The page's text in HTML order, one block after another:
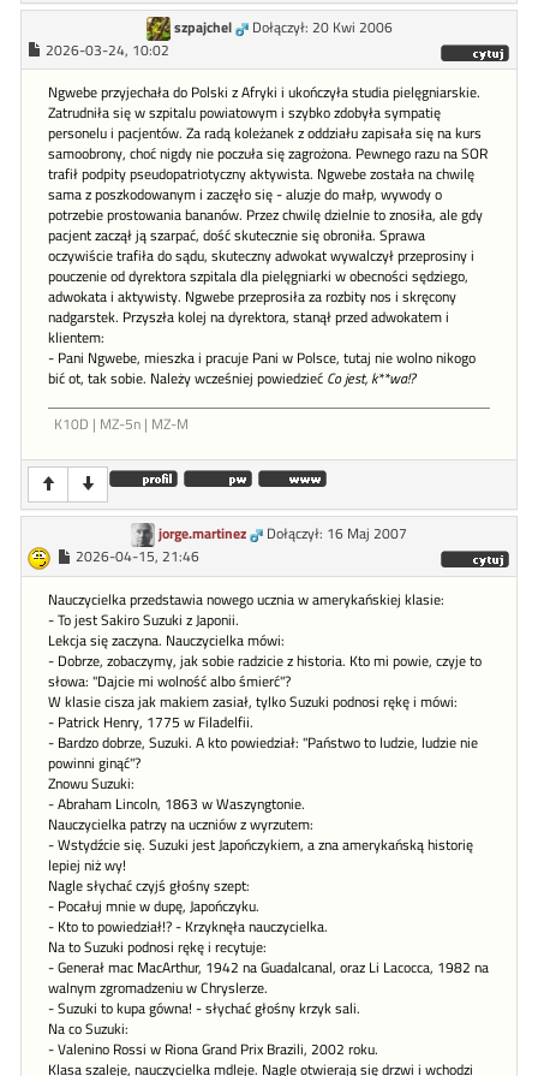
szpajchel
Dołączył: 20 Kwi 2006
2026-03-24, 10:02
Ngwebe przyjechała do Polski z Afryki i ukończyła studia pielęgniarskie.
Zatrudniła się w szpitalu powiatowym i szybko zdobyła sympatię
personelu i pacjentów. Za radą koleżanek z oddziału zapisała się na kurs
samoobrony, choć nigdy nie poczuła się zagrożona. Pewnego razu na SOR
trafił podpity pseudopatriotyczny aktywista. Ngwebe została na chwilę
sama z poszkodowanym i zaczęło się - aluzje do małp, wywody o
potrzebie prostowania bananów. Przez chwilę dzielnie to znosiła, ale gdy
pacjent zaczął ją szarpać, dość skutecznie się obroniła. Sprawa
oczywiście trafiła do sądu, skuteczny adwokat wywalczył przeprosiny i
pouczenie od dyrektora szpitala dla pielęgniarki w obecności sędziego,
adwokata i aktywisty. Ngwebe przeprosiła za rozbity nos i skręcony
nadgarstek. Przyszła kolej na dyrektora, stanął przed adwokatem i
klientem:
- Pani Ngwebe, mieszka i pracuje Pani w Polsce, tutaj nie wolno nikogo
bić ot, tak sobie. Należy wcześniej powiedzieć Co jest, k**wa!?
K10D | MZ-5n | MZ-M
jorge.martinez
Dołączył: 16 Maj 2007
2026-04-15, 21:46
Nauczycielka przedstawia nowego ucznia w amerykańskiej klasie:
- To jest Sakiro Suzuki z Japonii.
Lekcja się zaczyna. Nauczycielka mówi:
- Dobrze, zobaczymy, jak sobie radzicie z historia. Kto mi powie, czyje to
słowa: "Dajcie mi wolność albo śmierć"?
W klasie cisza jak makiem zasiał, tylko Suzuki podnosi rękę i mówi:
- Patrick Henry, 1775 w Filadelfii.
- Bardzo dobrze, Suzuki. A kto powiedział: "Państwo to ludzie, ludzie nie
powinni ginąć"?
Znowu Suzuki:
- Abraham Lincoln, 1863 w Waszyngtonie.
Nauczycielka patrzy na uczniów z wyrzutem:
- Wstydźcie się. Suzuki jest Japończykiem, a zna amerykańską historię
lepiej niż wy!
Nagle słychać czyjś głośny szept:
- Pocałuj mnie w dupę, Japończyku.
- Kto to powiedział!? - Krzyknęła nauczycielka.
Na to Suzuki podnosi rękę i recytuje:
- Generał mac MacArthur, 1942 na Guadalcanal, oraz Li Lacocca, 1982 na
walnym zgromadzeniu w Chryslerze.
- Suzuki to kupa gówna! - słychać głośny krzyk sali.
Na co Suzuki:
- Valenino Rossi w Riona Grand Prix Brazili, 2002 roku.
Klasa szaleje, nauczycielka mdleje. Nagle otwierają się drzwi i wchodzi